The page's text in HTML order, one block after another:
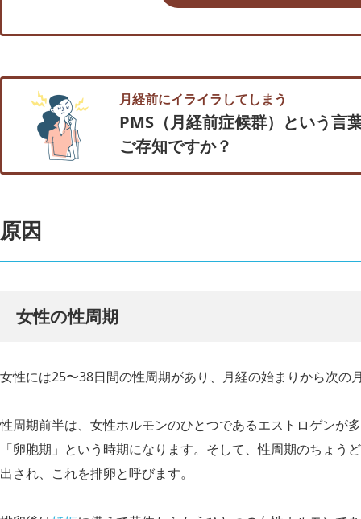
月経前にイライラしてしまう
PMS（月経前症候群）という言
ご存知ですか？
原因
女性の性周期
女性には25〜38日間の性周期があり、月経の始まりから次の
性周期前半は、女性ホルモンのひとつであるエストロゲンが
「卵胞期」という時期になります。そして、性周期のちょう
出され、これを排卵と呼びます。